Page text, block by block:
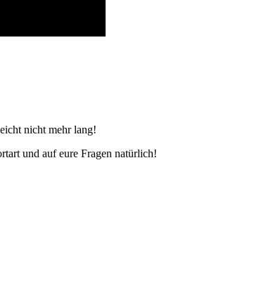
nicht mehr lang!
und auf eure Fragen natürlich!